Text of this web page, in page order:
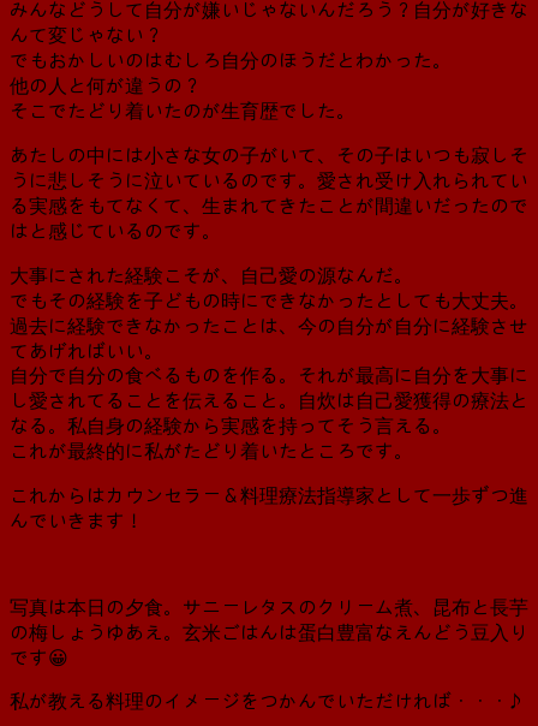
みんなどうして自分が嫌いじゃないんだろう？自分が好きな
んて変じゃない？
でもおかしいのはむしろ自分のほうだとわかった。
他の人と何が違うの？
そこでたどり着いたのが生育歴でした。
あたしの中には小さな女の子がいて、その子はいつも寂しそ
うに悲しそうに泣いているのです。愛され受け入れられてい
る実感をもてなくて、生まれてきたことが間違いだったので
はと感じているのです。
大事にされた経験こそが、自己愛の源なんだ。
でもその経験を子どもの時にできなかったとしても大丈夫。
過去に経験できなかったことは、今の自分が自分に経験させ
てあげればいい。
自分で自分の食べるものを作る。それが最高に自分を大事に
し愛されてることを伝えること。自炊は自己愛獲得の療法と
なる。私自身の経験から実感を持ってそう言える。
これが最終的に私がたどり着いたところです。
これからはカウンセラー＆料理療法指導家として一歩ずつ進
んでいきます！
写真は本日の夕食。サニーレタスのクリーム煮、昆布と長芋
の梅しょうゆあえ。玄米ごはんは蛋白豊富なえんどう豆入り
です😀
私が教える料理のイメージをつかんでいただければ・・・♪